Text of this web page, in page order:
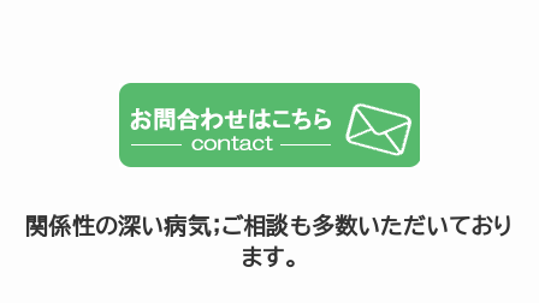
関係性の深い病気；ご相談も多数いただいており
ます。